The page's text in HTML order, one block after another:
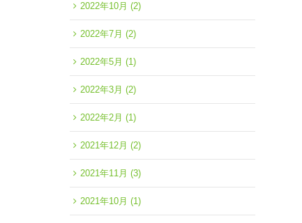
2022年10月 (2)
2022年7月 (2)
2022年5月 (1)
2022年3月 (2)
2022年2月 (1)
2021年12月 (2)
2021年11月 (3)
2021年10月 (1)